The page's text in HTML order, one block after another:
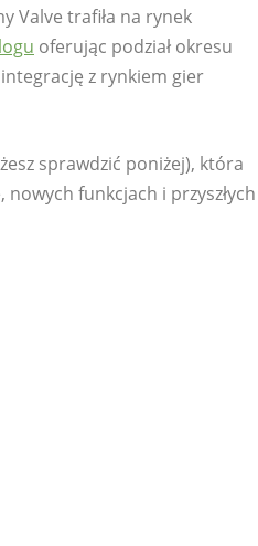
Valve trafiła na rynek
oferując podział okresu
z rynkiem gier
sprawdzić poniżej), która
funkcjach i przyszłych